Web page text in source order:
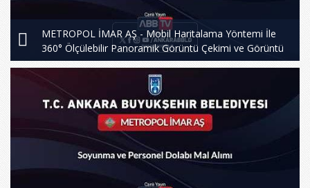
METROPOL İMAR AŞ - Mobil Haritalama Yöntemi İle
360° Ölçülebilir Panoramik Görüntü Çekimi ve Görüntü
Sayısallaştırma Hizmeti Alımı İşi